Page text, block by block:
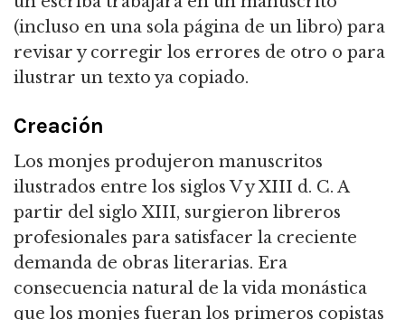
(incluso en una sola página de un libro) para
revisar y corregir los errores de otro o para
ilustrar un texto ya copiado.
Creación
Los monjes produjeron manuscritos
ilustrados entre los siglos V y XIII d. C. A
partir del siglo XIII, surgieron libreros
profesionales para satisfacer la creciente
demanda de obras literarias. Era
consecuencia natural de la vida monástica
que los monjes fueran los primeros copistas